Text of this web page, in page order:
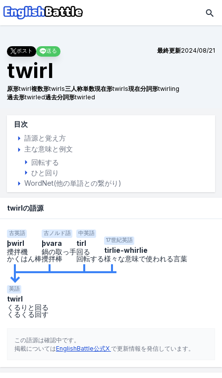
ポスト 送る 最終更新2024/08/21
twirl
原形twirl複数形twirls三人称単数現在形twirls現在分詞形twirling
過去形twirled過去分詞形twirled
目次
語源と覚え方
主な意味と例文
回転する
ひと回り
WordNet(他の単語との繋がり)
twirlの語源
英語
twirl
くるりと回る
くるくる回す
古英語
þwirl
攪拌機
かくはん棒
古ノルド語
þvara
鍋の取っ手
攪拌棒
中英語
tirl
回る
回転する
17世紀英語
tirlie-whirlie
様々な意味で使われる言葉
この語源は確認中です。
掲載についてはEnglishBattle公式X で更新情報を発信しています。